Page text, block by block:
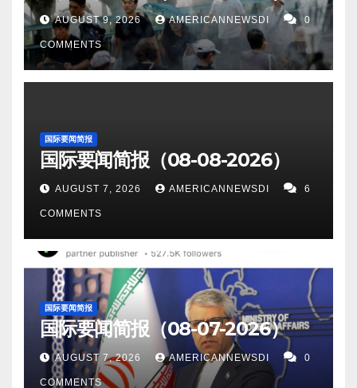
AUGUST 9, 2026 AMERICANNEWSDI 0
COMMENTS
国际要闻简报
国际要闻简报（08-08-2026）
AUGUST 7, 2026 AMERICANNEWSDI 6
COMMENTS
国际要闻简报
国际要闻简报（08-07-2026）
AUGUST 7, 2026 AMERICANNEWSDI 0
COMMENTS